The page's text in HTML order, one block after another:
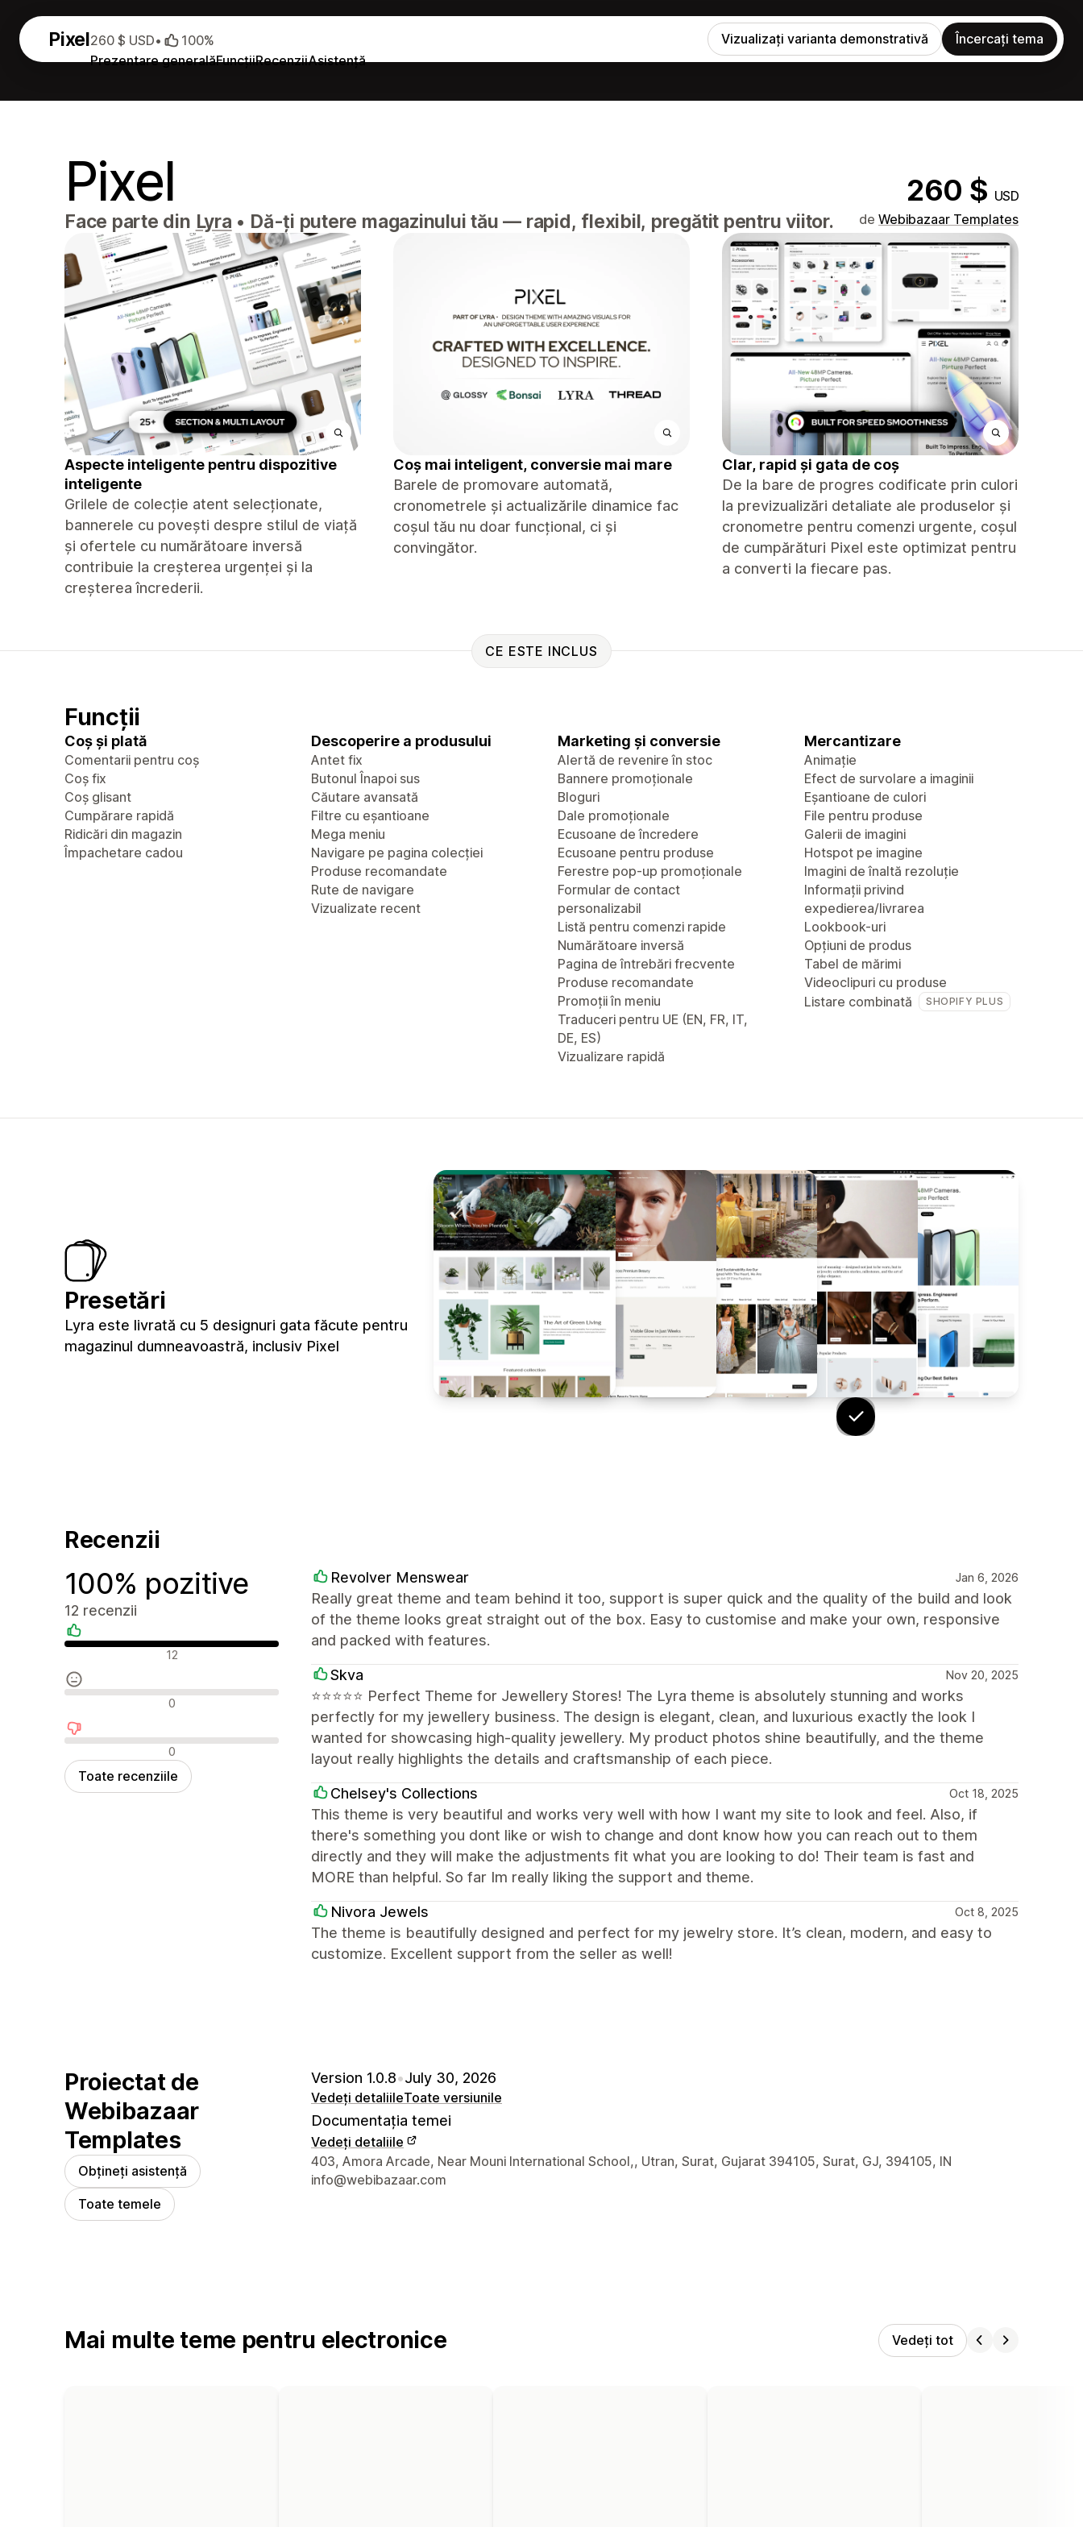
Pixel
Prezentare generalăFuncțiiRecenziiAsistență
260 $ USD• 100% Vizualizați varianta demonstrativă Încercați tema
Pixel 260 $ USD
Face parte din Lyra • Dă-ți putere magazinului tău — rapid, flexibil, pregătit pentru viitor. de Webibazaar Templates
Aspecte inteligente pentru dispozitive
inteligente
Grilele de colecție atent selecționate,
bannerele cu povești despre stilul de viață
și ofertele cu numărătoare inversă
contribuie la creșterea urgenței și la
creșterea încrederii.
Coș mai inteligent, conversie mai mare
Barele de promovare automată,
cronometrele și actualizările dinamice fac
coșul tău nu doar funcțional, ci și
convingător.
Clar, rapid și gata de coș
De la bare de progres codificate prin culori
la previzualizări detaliate ale produselor și
cronometre pentru comenzi urgente, coșul
de cumpărături Pixel este optimizat pentru
a converti la fiecare pas.
CE ESTE INCLUS
Funcții
Coș și plată
Comentarii pentru coș
Coș fix
Coș glisant
Cumpărare rapidă
Ridicări din magazin
Împachetare cadou
Descoperire a produsului
Antet fix
Butonul Înapoi sus
Căutare avansată
Filtre cu eșantioane
Mega meniu
Navigare pe pagina colecției
Produse recomandate
Rute de navigare
Vizualizate recent
Marketing și conversie
Alertă de revenire în stoc
Bannere promoționale
Bloguri
Dale promoționale
Ecusoane de încredere
Ecusoane pentru produse
Ferestre pop-up promoționale
Formular de contact
personalizabil
Listă pentru comenzi rapide
Numărătoare inversă
Pagina de întrebări frecvente
Produse recomandate
Promoții în meniu
Traduceri pentru UE (EN, FR, IT,
DE, ES)
Vizualizare rapidă
Mercantizare
Animație
Efect de survolare a imaginii
Eșantioane de culori
File pentru produse
Galerii de imagini
Hotspot pe imagine
Imagini de înaltă rezoluție
Informații privind
expedierea/livrarea
Lookbook-uri
Opțiuni de produs
Tabel de mărimi
Videoclipuri cu produse
Listare combinată
SHOPIFY PLUS
Presetări
Lyra este livrată cu 5 designuri gata făcute pentru
magazinul dumneavoastră, inclusiv Pixel
Recenzii
100% pozitive
12 recenzii
Recenzii pozitive12
Recenzii neutre 0
Recenzii negative0
Toate recenziile
Revolver Menswear Jan 6, 2026
Really great theme and team behind it too, support is super quick and the quality of the build and look
of the theme looks great straight out of the box. Easy to customise and make your own, responsive
and packed with features.
Skva Nov 20, 2025
⭐️⭐️⭐️⭐️⭐️ Perfect Theme for Jewellery Stores! The Lyra theme is absolutely stunning and works
perfectly for my jewellery business. The design is elegant, clean, and luxurious exactly the look I
wanted for showcasing high-quality jewellery. My product photos shine beautifully, and the theme
layout really highlights the details and craftsmanship of each piece.
Chelsey's Collections Oct 18, 2025
This theme is very beautiful and works very well with how I want my site to look and feel. Also, if
there's something you dont like or wish to change and dont know how you can reach out to them
directly and they will make the adjustments fit what you are looking to do! Their team is fast and
MORE than helpful. So far Im really liking the support and theme.
Nivora Jewels Oct 8, 2025
The theme is beautifully designed and perfect for my jewelry store. It’s clean, modern, and easy to
customize. Excellent support from the seller as well!
Proiectat de
Webibazaar
Templates
Obțineți asistență
Toate temele
Version 1.0.8•July 30, 2026
Vedeți detaliileToate versiunile
Documentația temei
Vedeți detaliile
Detaliile de contact ale designerului
403, Amora Arcade, Near Mouni International School,, Utran, Surat, Gujarat 394105, Surat, GJ, 394105, IN
info@webibazaar.com
Mai multe teme pentru electronice Vedeți tot